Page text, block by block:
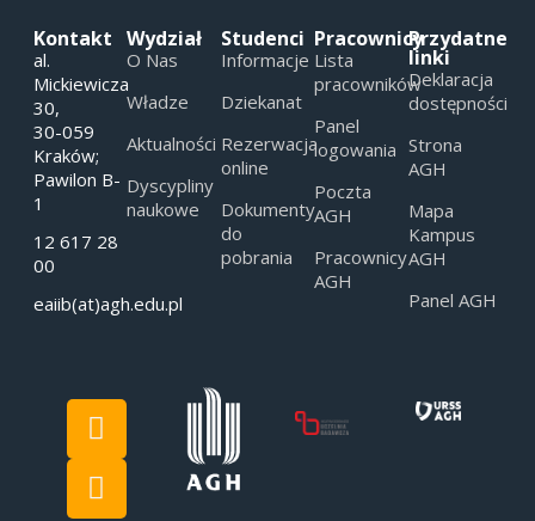
Kontakt
al.
Mickiewicza
30,
30-059
Kraków;
Pawilon B-
1
12 617 28
00
eaiib(at)agh.edu.pl
Wydział
O Nas
Władze
Aktualności
Dyscypliny
naukowe
Studenci
Informacje
Dziekanat
Rezerwacja
online
Dokumenty
do
pobrania
Pracownicy
Lista
pracowników
Panel
logowania
Poczta
AGH
Pracownicy
AGH
Przydatne
linki
Deklaracja
dostępności
Strona
AGH
Mapa
Kampus
AGH
Panel AGH